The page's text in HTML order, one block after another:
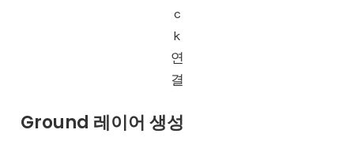
c
k
연
결
Ground 레이어 생성